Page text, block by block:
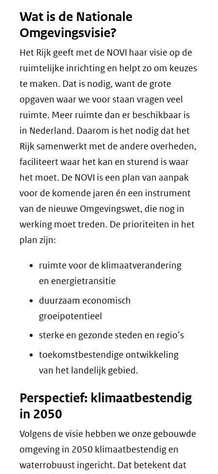
Wat is de Nationale
Omgevingsvisie?
Het Rijk geeft met de NOVI haar visie op de
ruimtelijke inrichting en helpt zo om keuzes
te maken. Dat is nodig, want de grote
opgaven waar we voor staan vragen veel
ruimte. Meer ruimte dan er beschikbaar is
in Nederland. Daarom is het nodig dat het
Rijk samenwerkt met de andere overheden,
faciliteert waar het kan en sturend is waar
het moet. De NOVI is een plan van aanpak
voor de komende jaren én een instrument
van de nieuwe Omgevingswet, die nog in
werking moet treden. De prioriteiten in het
plan zijn:
ruimte voor de klimaatverandering
en energietransitie
duurzaam economisch
groeipotentieel
sterke en gezonde steden en regio’s
toekomstbestendige ontwikkeling
van het landelijk gebied.
Perspectief: klimaatbestendig
in 2050
Volgens de visie hebben we onze gebouwde
omgeving in 2050 klimaatbestendig en
waterrobuust ingericht. Dat betekent dat